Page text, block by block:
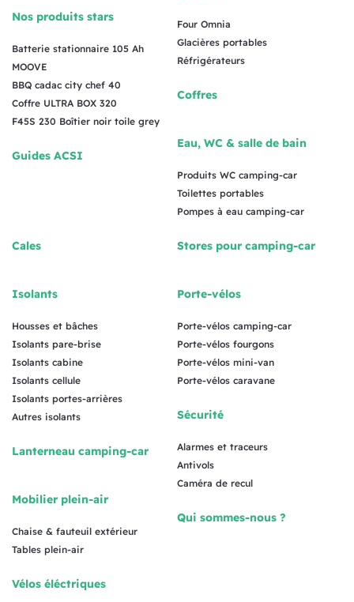
Nos produits stars
Batterie stationnaire 105 Ah
MOOVE
BBQ cadac city chef 40
Coffre ULTRA BOX 320
F45S 230 Boîtier noir toile grey
Guides ACSI
Four Omnia
Glacières portables
Réfrigérateurs
Coffres
Eau, WC & salle de bain
Produits WC camping-car
Toilettes portables
Pompes à eau camping-car
Cales
Isolants
Housses et bâches
Isolants pare-brise
Isolants cabine
Isolants cellule
Isolants portes-arrières
Autres isolants
Lanterneau camping-car
Mobilier plein-air
Chaise & fauteuil extérieur
Tables plein-air
Vélos éléctriques
Stores pour camping-car
Porte-vélos
Porte-vélos camping-car
Porte-vélos fourgons
Porte-vélos mini-van
Porte-vélos caravane
Sécurité
Alarmes et traceurs
Antivols
Caméra de recul
Qui sommes-nous ?